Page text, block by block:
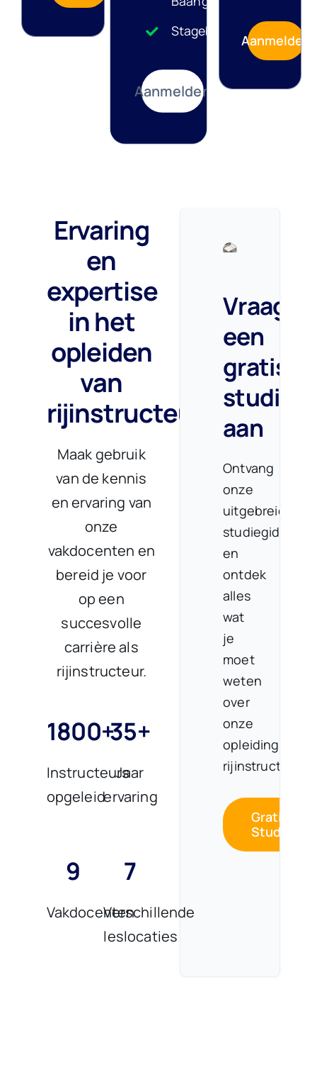
Stagebank
Aanmelden
Aanmelden
Ervaring
en
expertise
in het
opleiden
van
rijinstructeurs
Maak gebruik
van de kennis
en ervaring van
onze
vakdocenten en
bereid je voor
op een
succesvolle
carrière als
rijinstructeur.
1800+
Instructeurs
opgeleid
35+
Jaar
ervaring
9
Vakdocenten
7
Verschillende
leslocaties
Vraag
een
gratis
aan
Ontvang
onze
uitgebreide
studiegids
en
ontdek
alles
wat
je
moet
weten
over
onze
opleiding
rijinstructeur.
Gratis